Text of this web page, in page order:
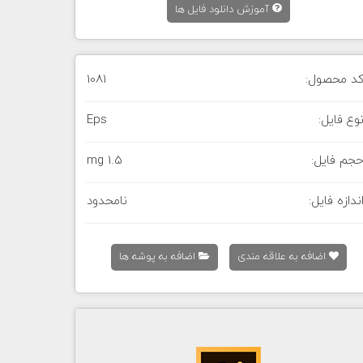
آموزش دانلود فایل ها
کد محصول: 1081
نوع فایل: Eps
حجم فایل: 1.5 mg
اندازه فایل: نامحدود
اضافه به علاقه مندی اضافه به پوشه ها